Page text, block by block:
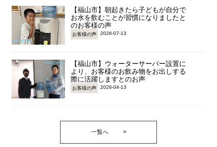
【福山市】朝起きたら子どもが自分で
お水を飲むことが習慣になりましたと
のお客様の声
お客様の声 2026-07-13
【福山市】ウォーターサーバー設置に
より、お客様のお飲み物をお出しする
際に活躍しますとのお声
お客様の声 2026-04-13
一覧へ >